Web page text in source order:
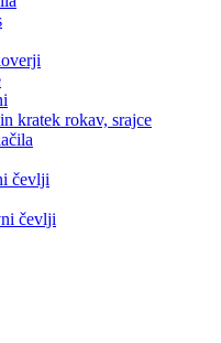
kratek rokav, srajce
čevlji
čevlji